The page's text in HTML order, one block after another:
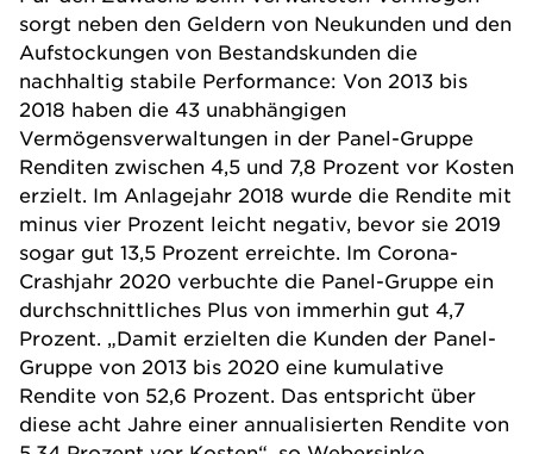
sorgt neben den Geldern von Neukunden und den
Aufstockungen von Bestandskunden die
nachhaltig stabile Performance: Von 2013 bis
2018 haben die 43 unabhängigen
Vermögensverwaltungen in der Panel-Gruppe
Renditen zwischen 4,5 und 7,8 Prozent vor Kosten
erzielt. Im Anlagejahr 2018 wurde die Rendite mit
minus vier Prozent leicht negativ, bevor sie 2019
sogar gut 13,5 Prozent erreichte. Im Corona-
Crashjahr 2020 verbuchte die Panel-Gruppe ein
durchschnittliches Plus von immerhin gut 4,7
Prozent. „Damit erzielten die Kunden der Panel-
Gruppe von 2013 bis 2020 eine kumulative
Rendite von 52,6 Prozent. Das entspricht über
diese acht Jahre einer annualisierten Rendite von